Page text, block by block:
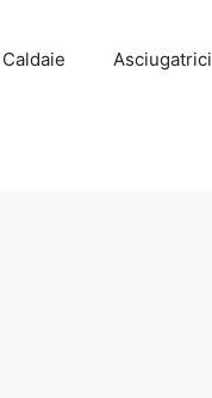
Caldaie Asciugatrici